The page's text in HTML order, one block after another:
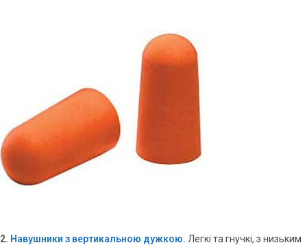
2. Навушники з вертикальною дужкою. Легкі та гнучкі, з низьким